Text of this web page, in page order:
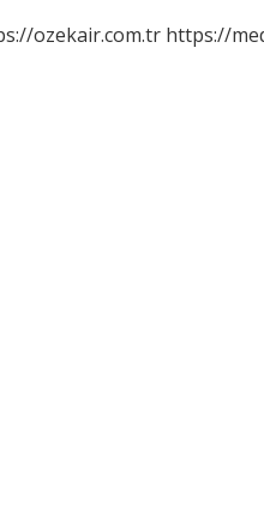
ozekair.com.tr https://